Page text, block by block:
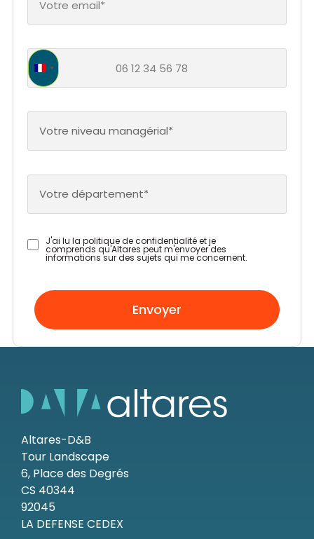
France +33
Votre niveau managérial*
Votre département*
J'ai lu la politique de confidentialité et je
comprends qu'Altares peut m'envoyer des
informations sur des sujets qui me concernent.
Envoyer
Altares-D&B
Tour Landscape
6, Place des Degrés
CS 40344
92045
LA DEFENSE CEDEX